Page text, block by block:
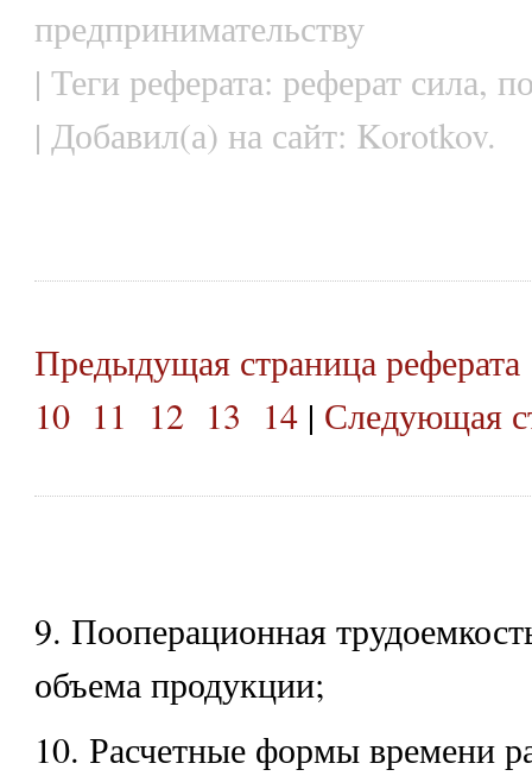
предпринимательству
| Теги реферата: реферат сила,
| Добавил(а) на сайт: Korotkov.
Предыдущая страница реферата
10 11 12 13 14| Следующая
9. Пооперационная
объема продукции;
10. Расчетные формы времени